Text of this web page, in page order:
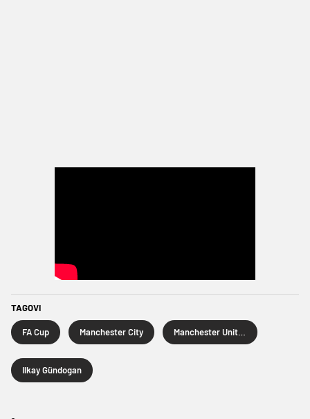
TAGOVI
FA Cup Manchester City
Ilkay Gündogan